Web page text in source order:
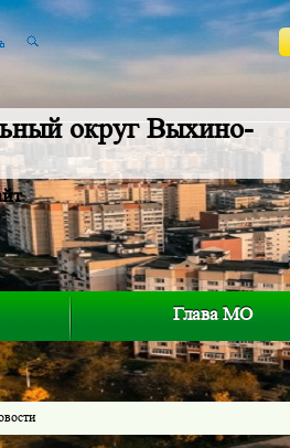
округ Выхино-
Глава МО